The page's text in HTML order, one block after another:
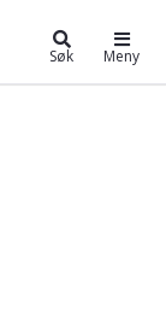
Søk Meny